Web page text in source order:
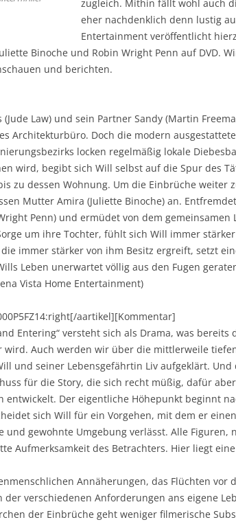
zugleich. Mithin fällt wohl auch
eher nachdenklich denn lustig
Entertainment veröffentlicht
Binoche und Robin Wright Penn auf DVD.
und berichten.
(Jude Law) und sein Partner Sandy (Martin
Architekturbüro. Doch die modern
locken regelmäßig lokale
wird, begibt sich Will selbst auf die Spur des
zu dessen Wohnung. Um die Einbrüche weiter
Mutter Amira (Juliette Binoche) an.
Penn) und ermüdet von dem gemeinsamen
um ihre Tochter, fühlt sich Will immer
immer stärker von ihm Besitz ergreift, setzt
Leben unerwartet völlig aus den Fugen
Vista Home Entertainment)
aartikel][Kommentar]
Entering“ versteht sich als Drama, was bereits
wird. Auch werden wir über die mittlerweile
und seiner Lebensgefährtin Liv aufgeklärt.
für die Story, die sich recht müßig, dafür
entwickelt. Der eigentliche Höhepunkt beginnt
sich Will für ein Vorgehen, mit dem er
und gewohnte Umgebung verlässt. Alle
Aufmerksamkeit des Betrachters. Hier liegt
Annäherungen, das Flüchten vor
der verschiedenen Anforderungen ans eigene
der Einbrüche geht weniger filmerische